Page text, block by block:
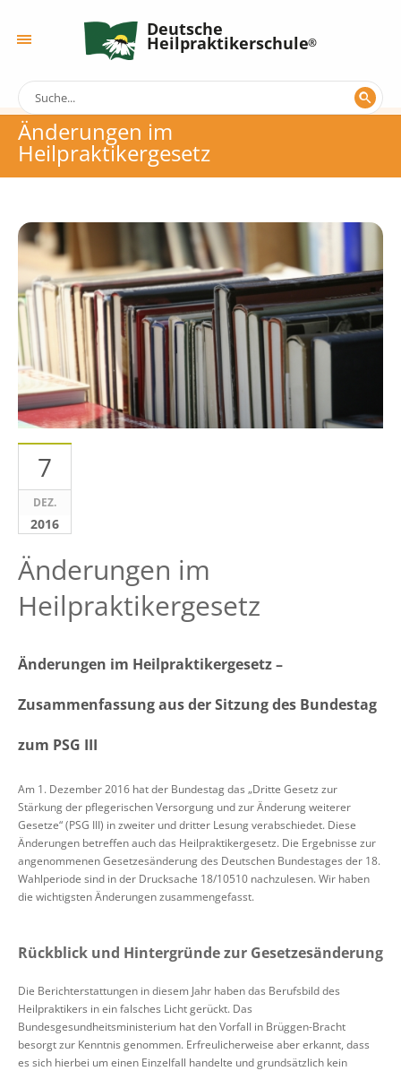
Deutsche
Heilpraktikerschule
Änderungen im
Heilpraktikergesetz
7
DEZ.
2016
Änderungen im
Heilpraktikergesetz
Änderungen im Heilpraktikergesetz –
Zusammenfassung aus der Sitzung des Bundestag
zum PSG III
Am 1. Dezember 2016 hat der Bundestag das „Dritte Gesetz zur
Stärkung der pflegerischen Versorgung und zur Änderung weiterer
Gesetze“ (PSG III) in zweiter und dritter Lesung verabschiedet. Diese
Änderungen betreffen auch das Heilpraktikergesetz. Die Ergebnisse zur
angenommenen Gesetzesänderung des Deutschen Bundestages der 18.
Wahlperiode sind in der Drucksache 18/10510 nachzulesen. Wir haben
die wichtigsten Änderungen zusammengefasst.
Rückblick und Hintergründe zur Gesetzesänderung
Die Berichterstattungen in diesem Jahr haben das Berufsbild des
Heilpraktikers in ein falsches Licht gerückt. Das
Bundesgesundheitsministerium hat den Vorfall in Brüggen-Bracht
besorgt zur Kenntnis genommen. Erfreulicherweise aber erkannt, dass
es sich hierbei um einen Einzelfall handelte und grundsätzlich kein